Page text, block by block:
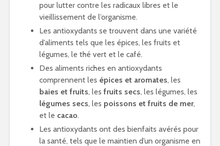
pour lutter contre les radicaux libres et le
vieillissement de l’organisme.
Les antioxydants se trouvent dans une variété
d’aliments tels que les épices, les fruits et
légumes, le thé vert et le café.
Des aliments riches en antioxydants
comprennent les épices et aromates, les
baies et fruits, les fruits secs, les légumes, les
légumes secs, les poissons et fruits de mer,
et le cacao.
Les antioxydants ont des bienfaits avérés pour
la santé, tels que le maintien d’un organisme en